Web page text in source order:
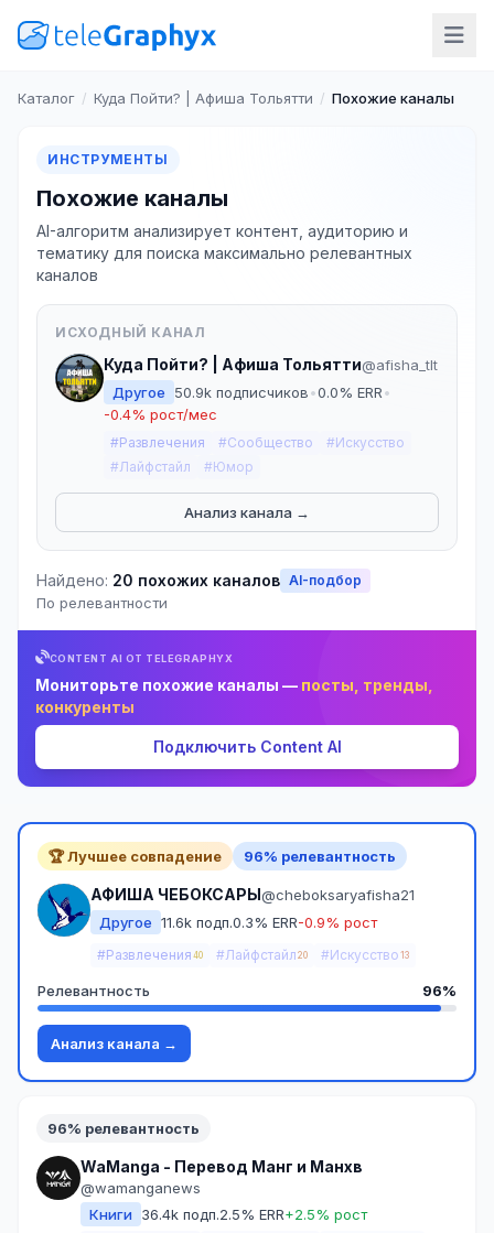
Каталог / Куда Пойти? | Афиша Тольятти / Похожие каналы
ИНСТРУМЕНТЫ
Похожие каналы
AI-алгоритм анализирует контент, аудиторию и
тематику для поиска максимально релевантных
каналов
ИСХОДНЫЙ КАНАЛ
Куда Пойти? | Афиша Тольятти@afisha_tlt
Другое
50.9k подписчиков•0.0% ERR•
-0.4% рост/мес
#Развлечения #Сообщество
#Искусство
#Лайфстайл
#Юмор
Анализ канала →
Найдено: 20 похожих каналов AI-подбор
По релевантности
CONTENT AI ОТ TELEGRAPHYX
Мониторьте похожие каналы — посты, тренды,
конкуренты
Подключить Content AI
🏆 Лучшее совпадение 96% релевантность
АФИША ЧЕБОКСАРЫ@cheboksaryafisha21
Другое 11.6k подп.0.3% ERR-0.9% рост
#Развлечения 40 #Лайфстайл 20 #Искусство 13
Релевантность 96%
Анализ канала →
96% релевантность
WaManga - Перевод Манг и Манхв
@wamanganews
Книги
36.4k подп.2.5% ERR+2.5% рост